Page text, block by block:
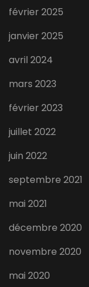
février 2025
janvier 2025
avril 2024
mars 2023
février 2023
juillet 2022
juin 2022
septembre 2021
mai 2021
décembre 2020
novembre 2020
mai 2020